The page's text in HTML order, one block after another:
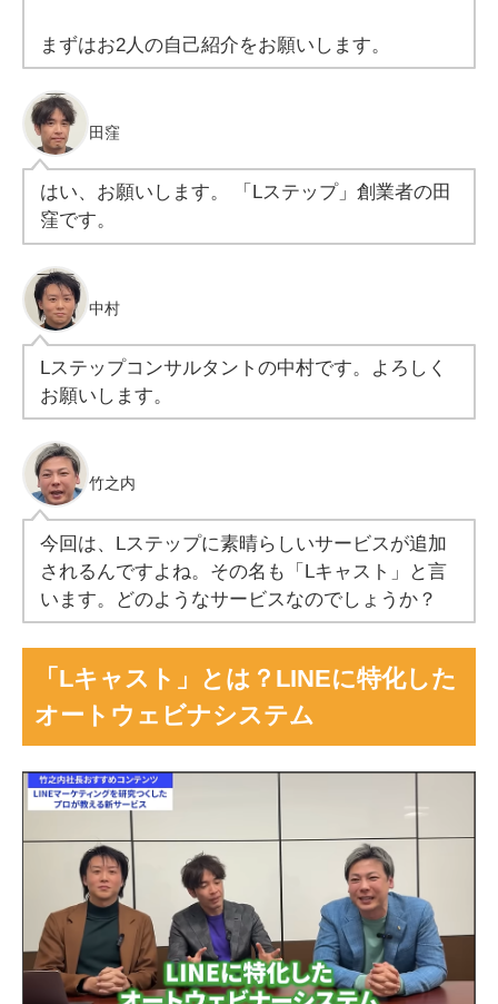
まずはお2人の自己紹介をお願いします。
田窪
はい、お願いします。 「Lステップ」創業者の田
窪です。
中村
Lステップコンサルタントの中村です。よろしく
お願いします。
竹之内
今回は、Lステップに素晴らしいサービスが追加
されるんですよね。その名も「Lキャスト」と言
います。どのようなサービスなのでしょうか？
「Lキャスト」とは？LINEに特化した
オートウェビナシステム